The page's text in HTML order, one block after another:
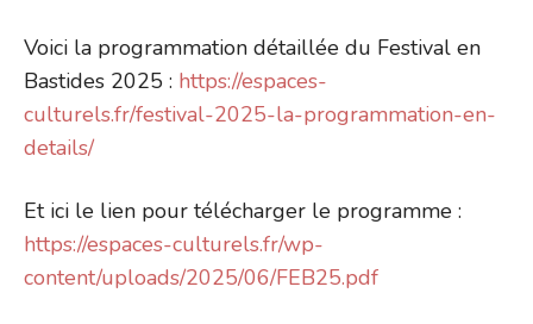
Voici la programmation détaillée du Festival en
Bastides 2025 : https://espaces-
culturels.fr/festival-2025-la-programmation-en-
details/
Et ici le lien pour télécharger le programme :
https://espaces-culturels.fr/wp-
content/uploads/2025/06/FEB25.pdf